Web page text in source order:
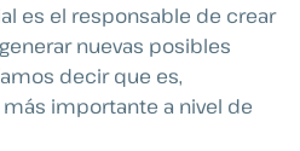
es el responsable de crear
nuevas posibles
decir que es,
importante a nivel de